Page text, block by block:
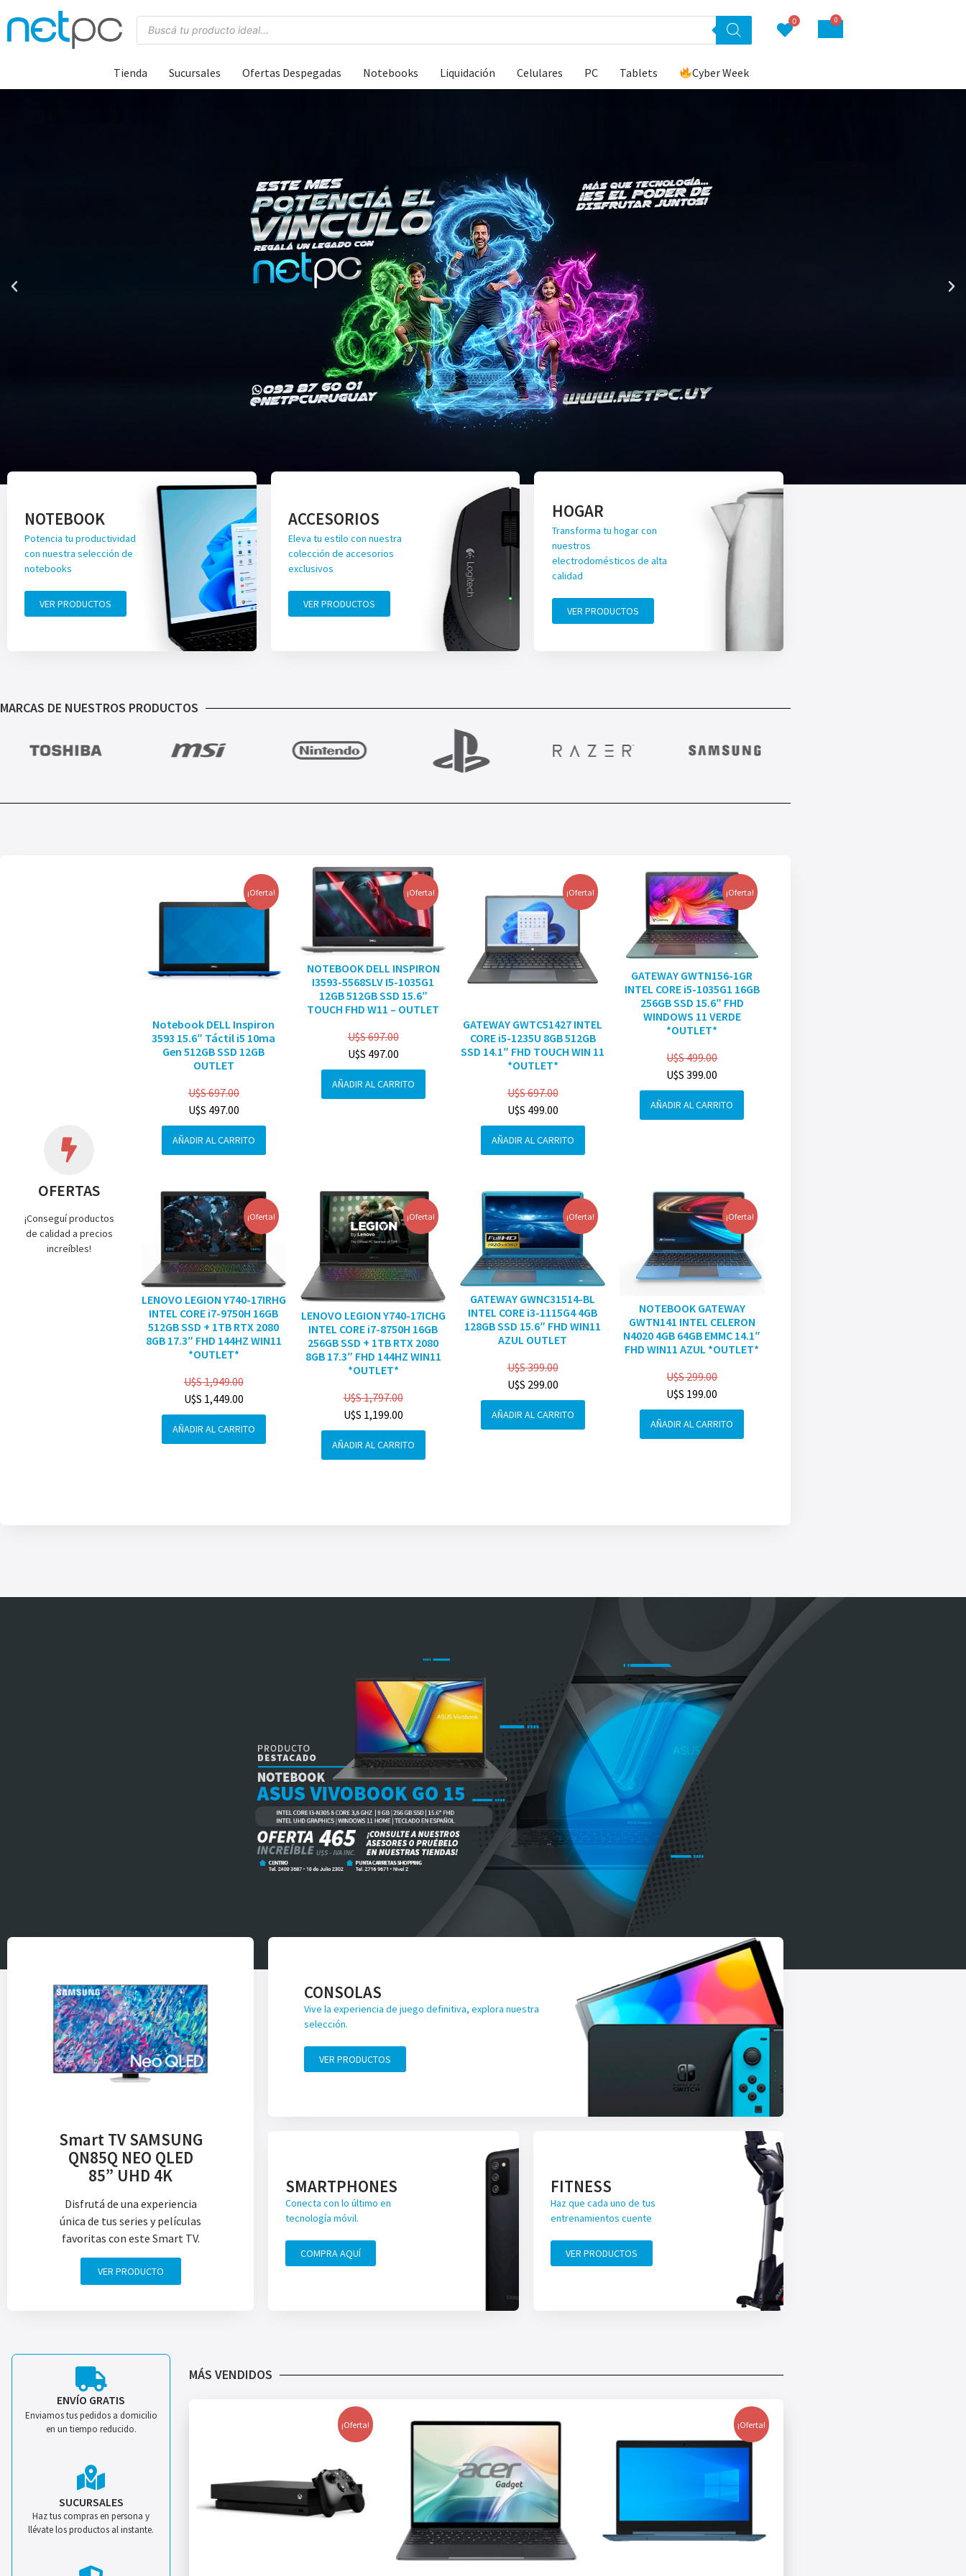
0 0
Tienda Sucursales Ofertas Despegadas Notebooks Liquidación Celulares PC Tablets Cyber Week
NOTEBOOK
Potencia tu productividad
con nuestra selección de
notebooks
VER PRODUCTOS
ACCESORIOS
Eleva tu estilo con nuestra
colección de accesorios
exclusivos
VER PRODUCTOS
HOGAR
Transforma tu hogar con
nuestros
electrodomésticos de alta
calidad
VER PRODUCTOS
MARCAS DE NUESTROS PRODUCTOS
OFERTAS
¡Conseguí productos
de calidad a precios
increíbles!
¡Oferta!
Notebook DELL Inspiron
3593 15.6″ Táctil i5 10ma
Gen 512GB SSD 12GB
OUTLET
U$S697.00
U$S 497.00
AÑADIR AL CARRITO
¡Oferta!
NOTEBOOK DELL INSPIRON
I3593-5568SLV I5-1035G1
12GB 512GB SSD 15.6″
TOUCH FHD W11 – OUTLET
U$S697.00
U$S 497.00
AÑADIR AL CARRITO
¡Oferta!
GATEWAY GWTC51427 INTEL
CORE i5-1235U 8GB 512GB
SSD 14.1″ FHD TOUCH WIN 11
*OUTLET*
U$S697.00
U$S 499.00
AÑADIR AL CARRITO
¡Oferta!
GATEWAY GWTN156-1GR
INTEL CORE i5-1035G1 16GB
256GB SSD 15.6″ FHD
WINDOWS 11 VERDE
*OUTLET*
U$S499.00
U$S 399.00
AÑADIR AL CARRITO
¡Oferta!
LENOVO LEGION Y740-17IRHG
INTEL CORE i7-9750H 16GB
512GB SSD + 1TB RTX 2080
8GB 17.3″ FHD 144HZ WIN11
*OUTLET*
U$S1,949.00
U$S 1,449.00
AÑADIR AL CARRITO
¡Oferta!
LENOVO LEGION Y740-17ICHG
INTEL CORE i7-8750H 16GB
256GB SSD + 1TB RTX 2080
8GB 17.3″ FHD 144HZ WIN11
*OUTLET*
U$S1,797.00
U$S 1,199.00
AÑADIR AL CARRITO
¡Oferta!
GATEWAY GWNC31514-BL
INTEL CORE i3-1115G4 4GB
128GB SSD 15.6″ FHD WIN11
AZUL OUTLET
U$S399.00
U$S 299.00
AÑADIR AL CARRITO
¡Oferta!
NOTEBOOK GATEWAY
GWTN141 INTEL CELERON
N4020 4GB 64GB EMMC 14.1″
FHD WIN11 AZUL *OUTLET*
U$S299.00
U$S 199.00
AÑADIR AL CARRITO
Smart TV SAMSUNG
QN85Q NEO QLED
85” UHD 4K
Disfrutá de una experiencia
única de tus series y películas
favoritas con este Smart TV.
VER PRODUCTO
CONSOLAS
Vive la experiencia de juego definitiva, explora nuestra
selección.
VER PRODUCTOS
SMARTPHONES
Conecta con lo último en
tecnología móvil.
COMPRA AQUÍ
FITNESS
Haz que cada uno de tus
entrenamientos cuente
VER PRODUCTOS
ENVÍO GRATIS
Enviamos tus pedidos a domicilio
en un tiempo reducido.
SUCURSALES
Haz tus compras en persona y
llévate los productos al instante.
MÁS VENDIDOS
¡Oferta! ¡Oferta!